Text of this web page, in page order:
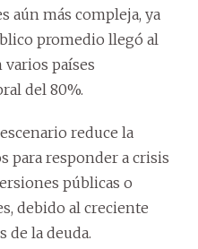
aún más compleja, ya
promedio llegó al
varios países
del 80%.
reduce la
para responder a crisis
públicas o
debido al creciente
de la deuda.